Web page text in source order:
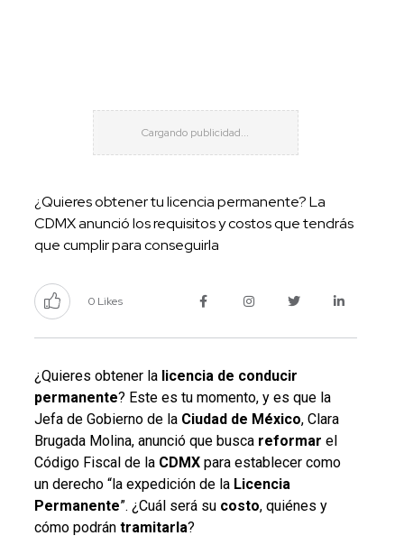
¿Quieres obtener tu licencia permanente? La
CDMX anunció los requisitos y costos que tendrás
que cumplir para conseguirla
0 Likes
¿Quieres obtener la licencia de conducir
permanente? Este es tu momento, y es que la
Jefa de Gobierno de la Ciudad de México, Clara
Brugada Molina, anunció que busca reformar el
Código Fiscal de la CDMXpara establecer como
un derecho “la expedición de la Licencia
Permanente”. ¿Cuál será su costo, quiénes y
cómo podrán tramitarla?